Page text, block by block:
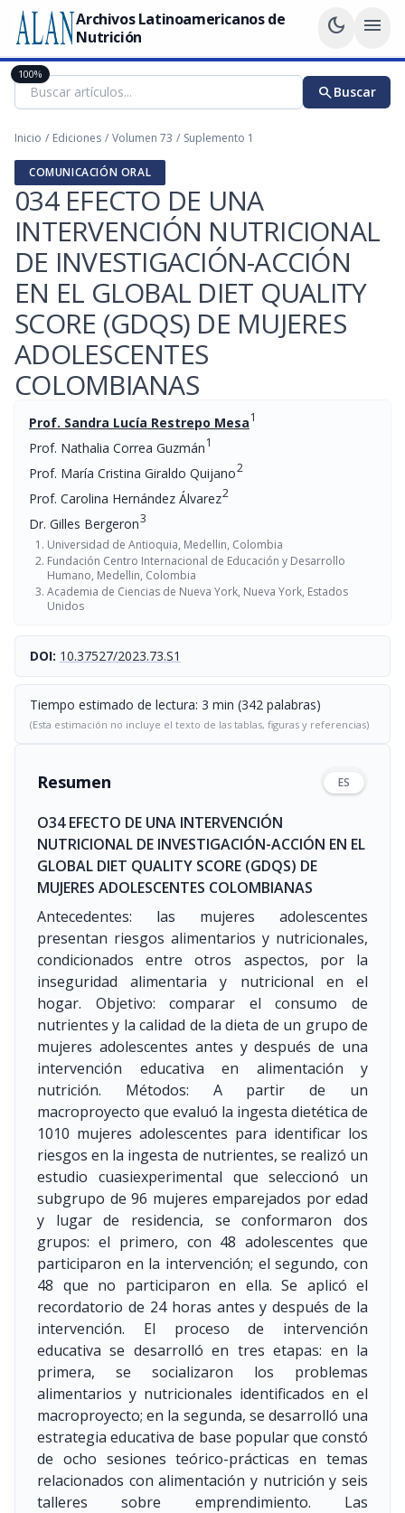
Archivos Latinoamericanos de
Nutrición
dark_mode menu
searchBuscar
Inicio / Ediciones / Volumen 73 / Suplemento 1
COMUNICACIÓN ORAL
034 EFECTO DE UNA
INTERVENCIÓN NUTRICIONAL
DE INVESTIGACIÓN-ACCIÓN
EN EL GLOBAL DIET QUALITY
SCORE (GDQS) DE MUJERES
ADOLESCENTES
COLOMBIANAS
Prof. Sandra Lucía Restrepo Mesa1
Prof. Nathalia Correa Guzmán1
Prof. María Cristina Giraldo Quijano2
Prof. Carolina Hernández Álvarez2
Dr. Gilles Bergeron3
Universidad de Antioquia, Medellin, Colombia
Fundación Centro Internacional de Educación y Desarrollo
Humano, Medellin, Colombia
Academia de Ciencias de Nueva York, Nueva York, Estados
Unidos
DOI: 10.37527/2023.73.S1
Tiempo estimado de lectura: 3 min (342 palabras)
(Esta estimación no incluye el texto de las tablas, figuras y referencias)
Resumen ES
O34 EFECTO DE UNA INTERVENCIÓN
NUTRICIONAL DE INVESTIGACIÓN-ACCIÓN EN EL
GLOBAL DIET QUALITY SCORE (GDQS) DE
MUJERES ADOLESCENTES COLOMBIANAS
Antecedentes: las mujeres adolescentes
presentan riesgos alimentarios y nutricionales,
condicionados entre otros aspectos, por la
inseguridad alimentaria y nutricional en el
hogar. Objetivo: comparar el consumo de
nutrientes y la calidad de la dieta de un grupo de
mujeres adolescentes antes y después de una
intervención educativa en alimentación y
nutrición. Métodos: A partir de un
macroproyecto que evaluó la ingesta dietética de
1010 mujeres adolescentes para identificar los
riesgos en la ingesta de nutrientes, se realizó un
estudio cuasiexperimental que seleccionó un
subgrupo de 96 mujeres emparejados por edad
y lugar de residencia, se conformaron dos
grupos: el primero, con 48 adolescentes que
participaron en la intervención; el segundo, con
48 que no participaron en ella. Se aplicó el
recordatorio de 24 horas antes y después de la
intervención. El proceso de intervención
educativa se desarrolló en tres etapas: en la
primera, se socializaron los problemas
alimentarios y nutricionales identificados en el
macroproyecto; en la segunda, se desarrolló una
estrategia educativa de base popular que constó
de ocho sesiones teórico-prácticas en temas
relacionados con alimentación y nutrición y seis
talleres sobre emprendimiento. Las
100%